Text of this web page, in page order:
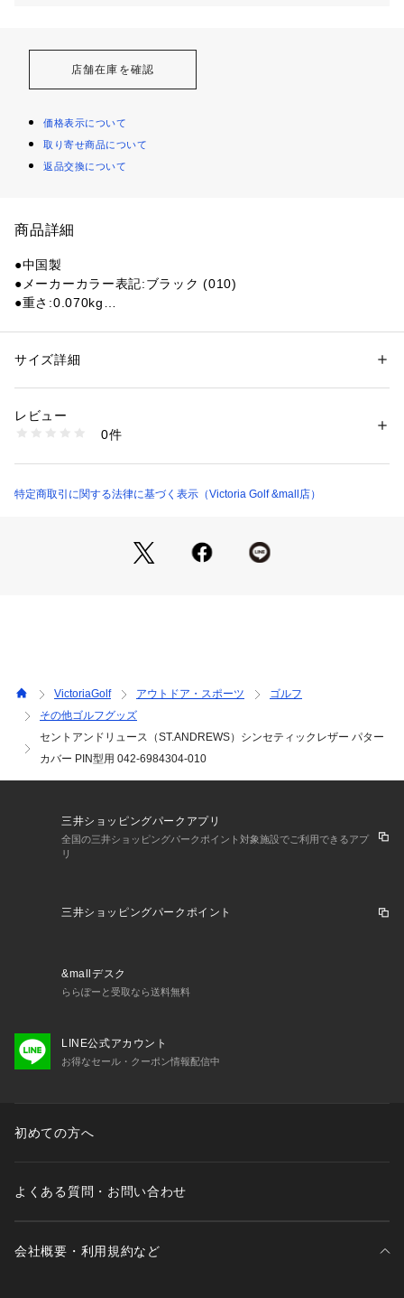
店舗在庫を確認
価格表示について
取り寄せ商品について
返品交換について
商品詳細
●中国製
●メーカーカラー表記:ブラック (010)
●重さ:0.070kg
●パターをしっかり包み込むフィット感の良い構造で、キズや
●スムーズな出し入れがしやすく、ズレや抜け落ちが軽減でき
るので安心して持ち運べます。
※一部商品において弊社カラー表記がメーカーカラー表記と異
商品の色味が若干異なる場合があります。
※掲載の価格・製品のパッケージ・デザイン・仕様について、
性別：レディース
商品番号：
10903976401 （ショップ）
サイズ詳細
レビュー
0件
特定商取引に関する法律に基づく表示（Victoria Golf &mall店）
VictoriaGolf アウトドア・スポーツ
ゴルフ
その他ゴルフグッズ
セントアンドリュース（ST.ANDREWS）シンセティックレザー パター
カバー PIN型用 042-6984304-010
三井ショッピングパークアプリ
全国の三井ショッピングパークポイント対象施設でご利用できるアプ
リ
三井ショッピングパークポイント
&mallデスク
ららぽーと受取なら送料無料
LINE公式アカウント
お得なセール・クーポン情報配信中
初めての方へ
よくある質問・お問い合わせ
会社概要・利用規約など